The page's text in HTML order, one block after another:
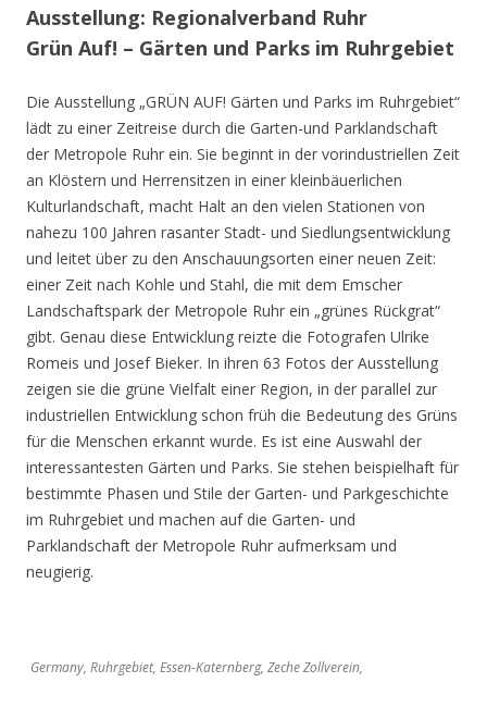
Ausstellung: Regionalverband Ruhr
Grün Auf! – Gärten und Parks im Ruhrgebiet
Die Ausstellung „GRÜN AUF! Gärten und Parks im Ruhrgebiet“
lädt zu einer Zeitreise durch die Garten-und Parklandschaft
der Metropole Ruhr ein. Sie beginnt in der vorindustriellen Zeit
an Klöstern und Herrensitzen in einer kleinbäuerlichen
Kulturlandschaft, macht Halt an den vielen Stationen von
nahezu 100 Jahren rasanter Stadt- und Siedlungsentwicklung
und leitet über zu den Anschauungsorten einer neuen Zeit:
einer Zeit nach Kohle und Stahl, die mit dem Emscher
Landschaftspark der Metropole Ruhr ein „grünes Rückgrat“
gibt. Genau diese Entwicklung reizte die Fotografen Ulrike
Romeis und Josef Bieker. In ihren 63 Fotos der Ausstellung
zeigen sie die grüne Vielfalt einer Region, in der parallel zur
industriellen Entwicklung schon früh die Bedeutung des Grüns
für die Menschen erkannt wurde. Es ist eine Auswahl der
interessantesten Gärten und Parks. Sie stehen beispielhaft für
bestimmte Phasen und Stile der Garten- und Parkgeschichte
im Ruhrgebiet und machen auf die Garten- und
Parklandschaft der Metropole Ruhr aufmerksam und
neugierig.
Germany, Ruhrgebiet, Essen-Katernberg, Zeche Zollverein,